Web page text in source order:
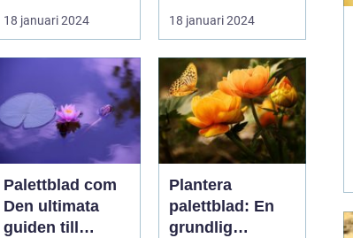
en populär växt
med mörka, djupt
fär...
18 januari 2024
färgstark och
charmig växt s...
18 januari 2024
Palettblad com
Den ultimata
guiden till
Plantera
palettblad: En
grundlig